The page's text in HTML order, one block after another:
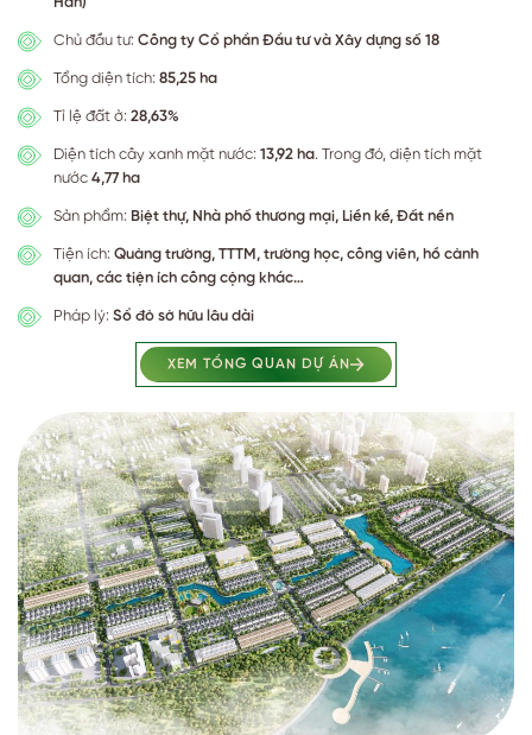
Chủ đầu tư: Công ty Cổ phần Đầu tư và Xây dựng số 18
Tổng diện tích: 85,25 ha
Tỉ lệ đất ở: 28,63%
Diện tích cây xanh mặt nước: 13,92 ha. Trong đó, diện tích mặt
nước 4,77 ha
Sản phẩm: Biệt thự, Nhà phố thương mại, Liền kề, Đất nền
Tiện ích: Quảng trường, TTTM, trường học, công viên, hồ cảnh
quan, các tiện ích công cộng khác…
Pháp lý: Sổ đỏ sở hữu lâu dài
XEM TỔNG QUAN DỰ ÁN